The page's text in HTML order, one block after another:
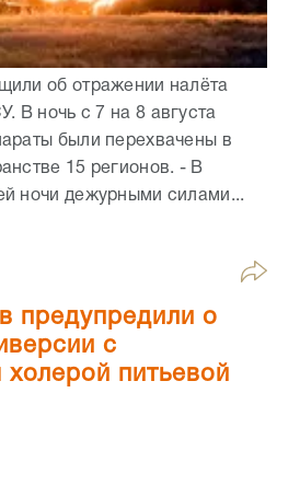
об отражении налёта
В ночь с 7 на 8 августа
были перехвачены в
15 регионов. - В
ночи дежурными силами...
предупредили о
с
питьевой